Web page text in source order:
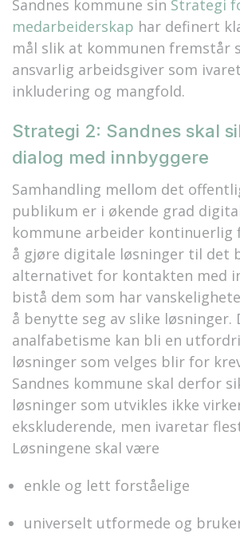
Sandnes kommune sin Strategi
medarbeiderskap har definert
mål slik at kommunen fremstår
ansvarlig arbeidsgiver som
inkludering og mangfold.
Strategi 2: Sandnes skal
dialog med innbyggere
Samhandling mellom det
publikum er i økende grad
kommune arbeider kontinuerlig
å gjøre digitale løsninger til det
alternativet for kontakten med
bistå dem som har
å benytte seg av slike løsninger.
analfabetisme kan bli en
løsninger som velges blir for
Sandnes kommune skal derfor
løsninger som utvikles ikke
ekskluderende, men ivaretar
Løsningene skal være
enkle og lett forståelige
universelt utformede og